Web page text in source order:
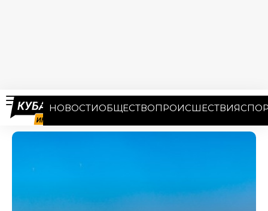
НОВОСТИОБЩЕСТВОПРОИСШЕСТВИЯ